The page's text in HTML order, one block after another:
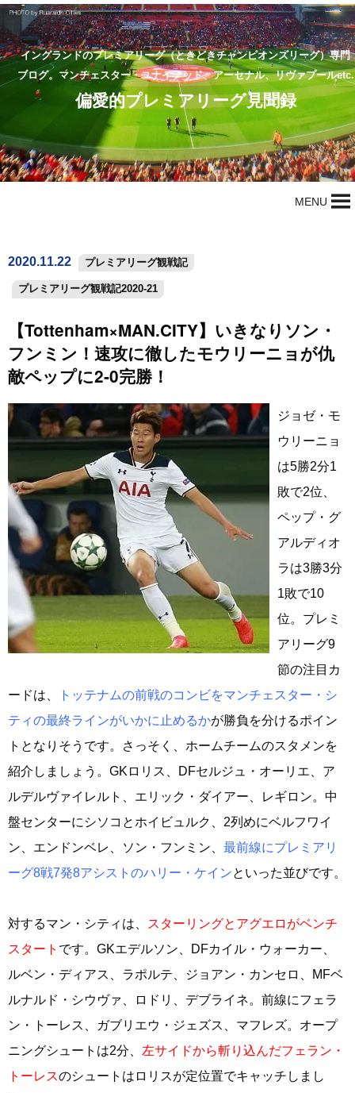
イングランドのプレミアリーグ（ときどきチャンピオンズリーグ）専門
ブログ。マンチェスター・ユナイテッド、アーセナル、リヴァプールetc.
偏愛的プレミアリーグ見聞録
MENU
2020.11.22 プレミアリーグ観戦記
プレミアリーグ観戦記2020-21
【Tottenham×MAN.CITY】いきなりソン・
フンミン！速攻に徹したモウリーニョが仇
敵ペップに2-0完勝！
ジョゼ・モ
ウリーニョ
は5勝2分1
敗で2位、
ペップ・グ
アルディオ
ラは3勝3分
1敗で10
位。プレミ
アリーグ9
節の注目カ
ードは、
トッテナムの前戦のコンビをマンチェスター・シ
ティの最終ラインがいかに止めるかが勝負を分けるポイン
トとなりそうです。さっそく、ホームチームのスタメンを
紹介しましょう。GKロリス、DFセルジュ・オーリエ、ア
ルデルヴァイレルト、エリック・ダイアー、レギロン。中
盤センターにシソコとホイビュルク、2列めにベルフワイ
ン、エンドンベレ、ソン・フンミン、 最前線にプレミアリ
ーグ8戦7発8アシストのハリー・ケインといった並びです。
対するマン・シティは、
スターリングとアグエロがベンチ
スタート です。GKエデルソン、DFカイル・ウォーカー、
ルベン・ディアス、ラポルテ、ジョアン・カンセロ、MFベ
ルナルド・シウヴァ、ロドリ、デブライネ。前線にフェラ
ン・トーレス、ガブリエウ・ジェズス、マフレズ。オープ
ニングシュートは2分、 左サイドから斬り込んだフェラン・
トーレスのシュートはロリスが定位置でキャッチしまし